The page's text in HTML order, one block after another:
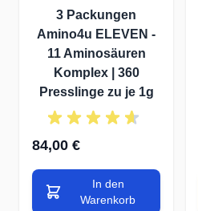
3 Packungen
Amino4u ELEVEN -
11 Aminosäuren
Komplex | 360
Presslinge zu je 1g
84,00 €
In den
Warenkorb